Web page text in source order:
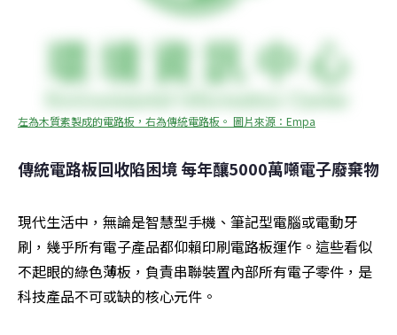
左為木質素製成的電路板，右為傳統電路板。 圖片來源：Empa
傳統電路板回收陷困境 每年釀5000萬噸電子廢棄物
現代生活中，無論是智慧型手機、筆記型電腦或電動牙
刷，幾乎所有電子產品都仰賴印刷電路板運作。這些看似
不起眼的綠色薄板，負責串聯裝置內部所有電子零件，是
科技產品不可或缺的核心元件。